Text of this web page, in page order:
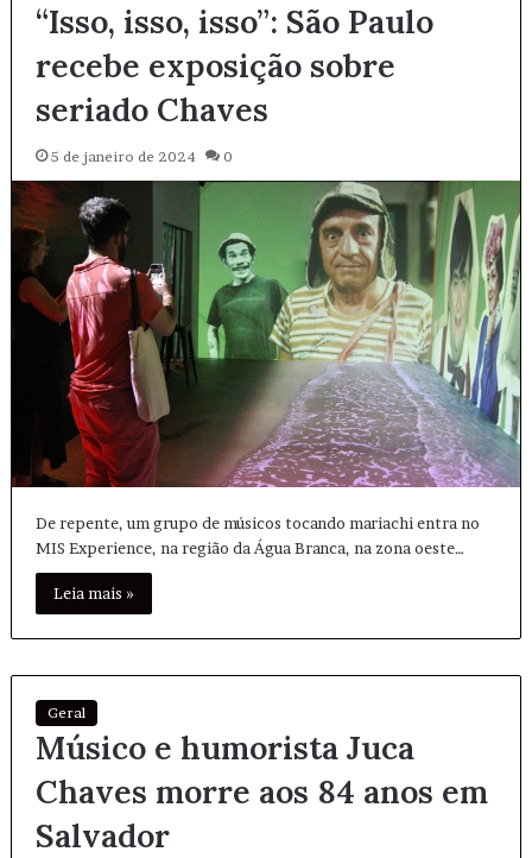
“Isso, isso, isso”: São Paulo
recebe exposição sobre
seriado Chaves
5 de janeiro de 2024 0
De repente, um grupo de músicos tocando mariachi entra no
MIS Experience, na região da Água Branca, na zona oeste…
Leia mais »
Geral
Músico e humorista Juca
Chaves morre aos 84 anos em
Salvador